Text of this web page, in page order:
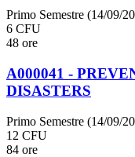
Primo Semestre (14/09/
6 CFU
48 ore
A000041 -
DISASTERS
Primo Semestre (14/09/
12 CFU
84 ore